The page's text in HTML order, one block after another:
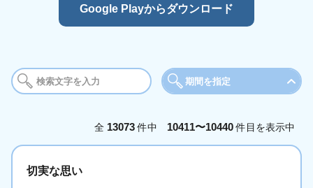
Google Playからダウンロード
期間を指定
今日 今週
全 13073件中 10411〜10440件目を表示中
切実な思い